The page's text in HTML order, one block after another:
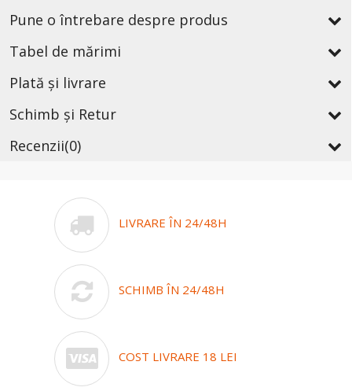
Pune o întrebare despre produs
Tabel de mărimi
Plată și livrare
Schimb și Retur
Recenzii(0)
LIVRARE ÎN 24/48H
SCHIMB ÎN 24/48H
COST LIVRARE 18 LEI